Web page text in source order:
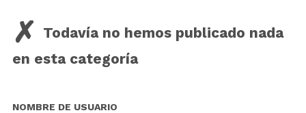
Todavía no hemos publicado nada
en esta categoría
NOMBRE DE USUARIO